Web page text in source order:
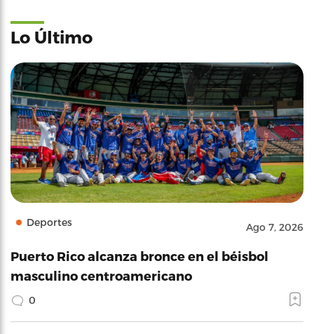
Lo Último
Deportes Ago 7, 2026
Puerto Rico alcanza bronce en el béisbol
masculino centroamericano
0